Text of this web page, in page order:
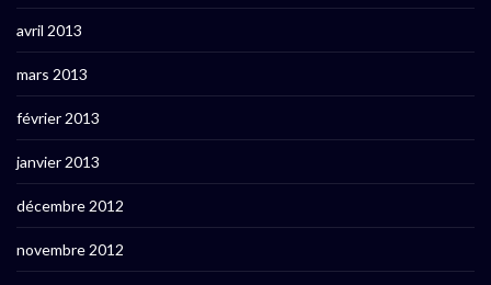
avril 2013
mars 2013
février 2013
janvier 2013
décembre 2012
novembre 2012